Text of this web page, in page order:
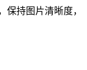
保持图片清晰度，